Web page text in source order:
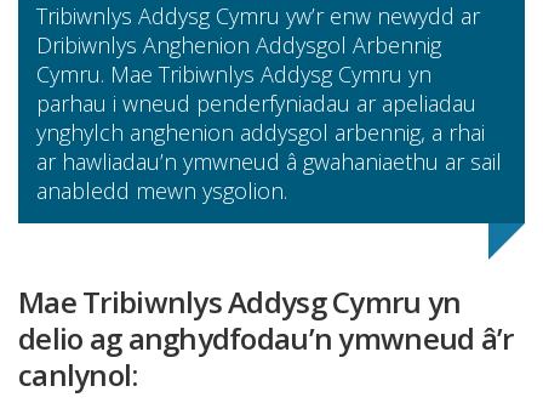
Tribiwnlys Addysg Cymru yw’r enw newydd ar
Dribiwnlys Anghenion Addysgol Arbennig
Cymru. Mae Tribiwnlys Addysg Cymru yn
parhau i wneud penderfyniadau ar apeliadau
ynghylch anghenion addysgol arbennig, a rhai
ar hawliadau’n ymwneud â gwahaniaethu ar sail
anabledd mewn ysgolion.
Mae Tribiwnlys Addysg Cymru yn
delio ag anghydfodau’n ymwneud â’r
canlynol: